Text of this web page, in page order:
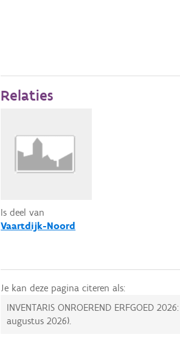
Relaties
Is deel van
Vaartdijk-Noord
Je kan deze pagina citeren als:
INVENTARIS ONROEREND ERFGOED 2026:
augustus 2026).